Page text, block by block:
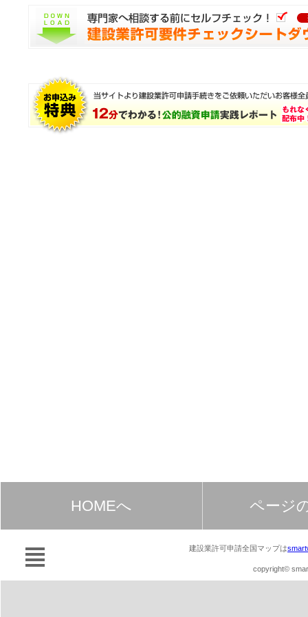
HOMEへ ページ
建設業許可申請全国マップは
copyright©